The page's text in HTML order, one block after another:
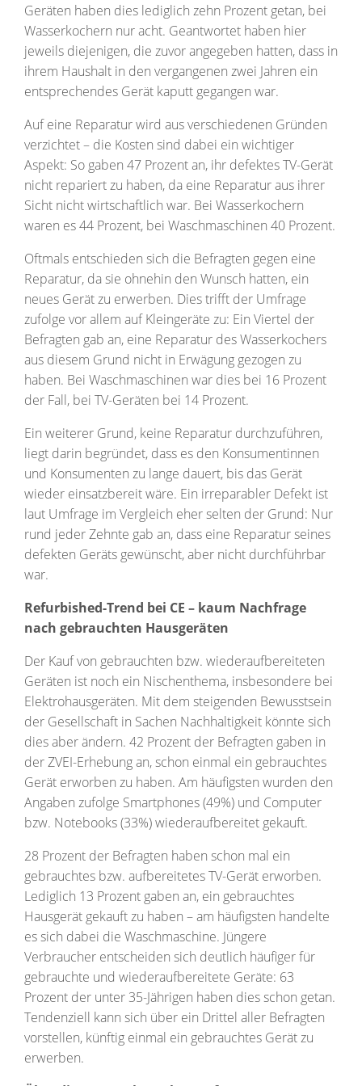
Geräten haben dies lediglich zehn Prozent getan, bei
Wasserkochern nur acht. Geantwortet haben hier
jeweils diejenigen, die zuvor angegeben hatten, dass in
ihrem Haushalt in den vergangenen zwei Jahren ein
entsprechendes Gerät kaputt gegangen war.
Auf eine Reparatur wird aus verschiedenen Gründen
verzichtet – die Kosten sind dabei ein wichtiger
Aspekt: So gaben 47 Prozent an, ihr defektes TV-Gerät
nicht repariert zu haben, da eine Reparatur aus ihrer
Sicht nicht wirtschaftlich war. Bei Wasserkochern
waren es 44 Prozent, bei Waschmaschinen 40 Prozent.
Oftmals entschieden sich die Befragten gegen eine
Reparatur, da sie ohnehin den Wunsch hatten, ein
neues Gerät zu erwerben. Dies trifft der Umfrage
zufolge vor allem auf Kleingeräte zu: Ein Viertel der
Befragten gab an, eine Reparatur des Wasserkochers
aus diesem Grund nicht in Erwägung gezogen zu
haben. Bei Waschmaschinen war dies bei 16 Prozent
der Fall, bei TV-Geräten bei 14 Prozent.
Ein weiterer Grund, keine Reparatur durchzuführen,
liegt darin begründet, dass es den Konsumentinnen
und Konsumenten zu lange dauert, bis das Gerät
wieder einsatzbereit wäre. Ein irreparabler Defekt ist
laut Umfrage im Vergleich eher selten der Grund: Nur
rund jeder Zehnte gab an, dass eine Reparatur seines
defekten Geräts gewünscht, aber nicht durchführbar
war.
Refurbished-Trend bei CE – kaum Nachfrage
nach gebrauchten Hausgeräten
Der Kauf von gebrauchten bzw. wiederaufbereiteten
Geräten ist noch ein Nischenthema, insbesondere bei
Elektrohausgeräten. Mit dem steigenden Bewusstsein
der Gesellschaft in Sachen Nachhaltigkeit könnte sich
dies aber ändern. 42 Prozent der Befragten gaben in
der ZVEI-Erhebung an, schon einmal ein gebrauchtes
Gerät erworben zu haben. Am häufigsten wurden den
Angaben zufolge Smartphones (49%) und Computer
bzw. Notebooks (33%) wiederaufbereitet gekauft.
28 Prozent der Befragten haben schon mal ein
gebrauchtes bzw. aufbereitetes TV-Gerät erworben.
Lediglich 13 Prozent gaben an, ein gebrauchtes
Hausgerät gekauft zu haben – am häufigsten handelte
es sich dabei die Waschmaschine. Jüngere
Verbraucher entscheiden sich deutlich häufiger für
gebrauchte und wiederaufbereitete Geräte: 63
Prozent der unter 35-Jährigen haben dies schon getan.
Tendenziell kann sich über ein Drittel aller Befragten
vorstellen, künftig einmal ein gebrauchtes Gerät zu
erwerben.